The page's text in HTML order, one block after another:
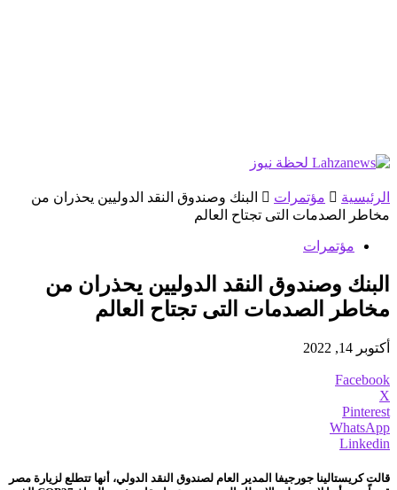
الرئيسية مؤتمرات
البنك وصندوق النقد الدوليين يحذران من
مخاطر الصدمات التى تجتاح العالم
مؤتمرات
البنك وصندوق النقد الدوليين يحذران من
مخاطر الصدمات التى تجتاح العالم
أكتوبر 14, 2022
Facebook
X
Pinterest
WhatsApp
Linkedin
قالت كريستالينا جورجيفا المدير العام لصندوق النقد الدولي، أنها تتطلع لزيارة مصر